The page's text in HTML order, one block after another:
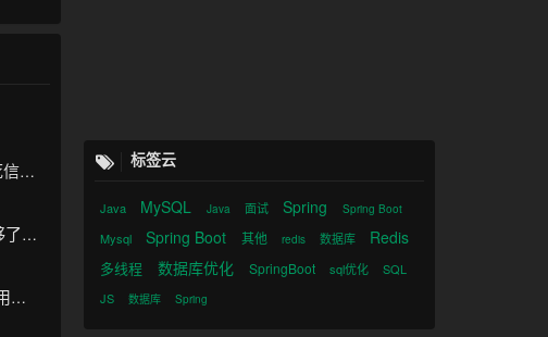
【延时任务处理、订单失效】RabbitMQ死信队列实现
Java实现Excel导入和导出，看这一篇就够了(珍藏版)
Linux查看某个服务JVM的GC和堆内存使用情况
标签云
Java MySQL Java 面试 Spring Spring Boot
Mysql Spring Boot 其他 redis 数据库 Redis
多线程 数据库优化 SpringBoot sql优化
SQL
JS
数据库 Spring